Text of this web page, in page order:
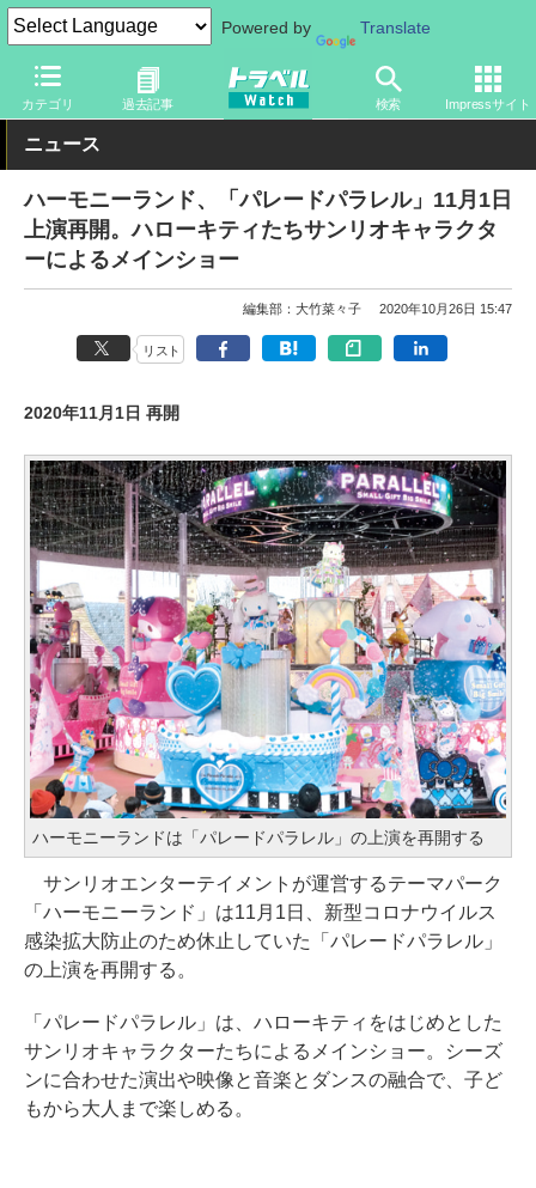
Powered by Translate
カテゴリ 過去記事 検索 Impressサイト
トラベル Watch 地域 国内旅行 九州
ニュース
ハーモニーランド、「パレードパラレル」11月1日
上演再開。ハローキティたちサンリオキャラクタ
ーによるメインショー
編集部：大竹菜々子 2020年10月26日 15:47
リスト
2020年11月1日 再開
ハーモニーランドは「パレードパラレル」の上演を再開する
サンリオエンターテイメントが運営するテーマパーク
「ハーモニーランド」は11月1日、新型コロナウイルス
感染拡大防止のため休止していた「パレードパラレル」
の上演を再開する。
「パレードパラレル」は、ハローキティをはじめとした
サンリオキャラクターたちによるメインショー。シーズ
ンに合わせた演出や映像と音楽とダンスの融合で、子ど
もから大人まで楽しめる。